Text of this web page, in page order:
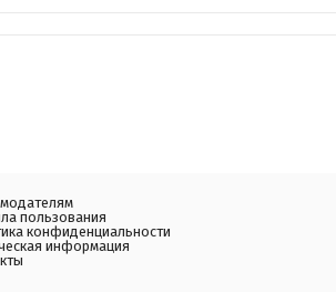
пользования
конфиденциальности
информация